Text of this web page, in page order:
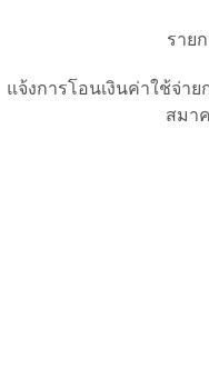
ราย
แจ้งการโอนเงินค่าใช้จ่า
สมา